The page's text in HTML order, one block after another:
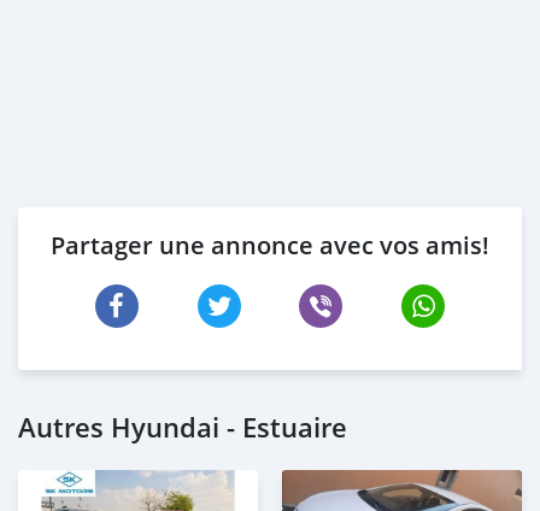
Partager une annonce avec vos amis!
Autres Hyundai - Estuaire